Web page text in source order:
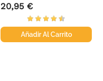
Precio
20,95 €
Añadir Al Carrito